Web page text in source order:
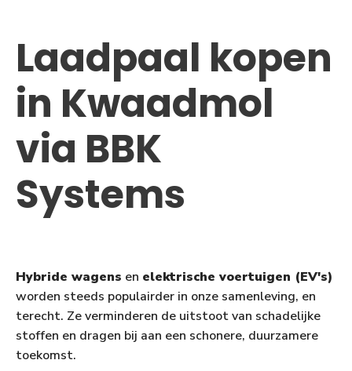
Laadpaal kopen
in Kwaadmol
via BBK
Systems
Hybride wagens en elektrische voertuigen (EV's)
worden steeds populairder in onze samenleving, en
terecht. Ze verminderen de uitstoot van schadelijke
stoffen en dragen bij aan een schonere, duurzamere
toekomst.